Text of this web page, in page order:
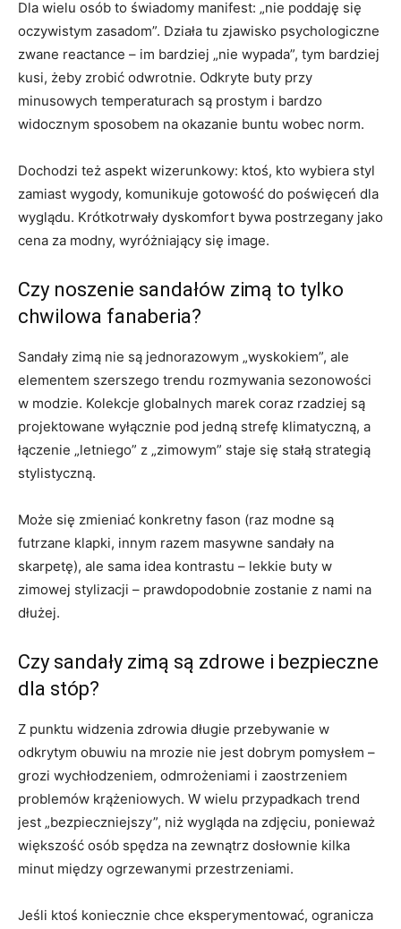
Dla wielu osób to świadomy manifest: „nie poddaję się
oczywistym zasadom”. Działa tu zjawisko psychologiczne
zwane reactance – im bardziej „nie wypada”, tym bardziej
kusi, żeby zrobić odwrotnie. Odkryte buty przy
minusowych temperaturach są prostym i bardzo
widocznym sposobem na okazanie buntu wobec norm.
Dochodzi też aspekt wizerunkowy: ktoś, kto wybiera styl
zamiast wygody, komunikuje gotowość do poświęceń dla
wyglądu. Krótkotrwały dyskomfort bywa postrzegany jako
cena za modny, wyróżniający się image.
Czy noszenie sandałów zimą to tylko
chwilowa fanaberia?
Sandały zimą nie są jednorazowym „wyskokiem”, ale
elementem szerszego trendu rozmywania sezonowości
w modzie. Kolekcje globalnych marek coraz rzadziej są
projektowane wyłącznie pod jedną strefę klimatyczną, a
łączenie „letniego” z „zimowym” staje się stałą strategią
stylistyczną.
Może się zmieniać konkretny fason (raz modne są
futrzane klapki, innym razem masywne sandały na
skarpetę), ale sama idea kontrastu – lekkie buty w
zimowej stylizacji – prawdopodobnie zostanie z nami na
dłużej.
Czy sandały zimą są zdrowe i bezpieczne
dla stóp?
Z punktu widzenia zdrowia długie przebywanie w
odkrytym obuwiu na mrozie nie jest dobrym pomysłem –
grozi wychłodzeniem, odmrożeniami i zaostrzeniem
problemów krążeniowych. W wielu przypadkach trend
jest „bezpieczniejszy”, niż wygląda na zdjęciu, ponieważ
większość osób spędza na zewnątrz dosłownie kilka
minut między ogrzewanymi przestrzeniami.
Jeśli ktoś koniecznie chce eksperymentować, ogranicza